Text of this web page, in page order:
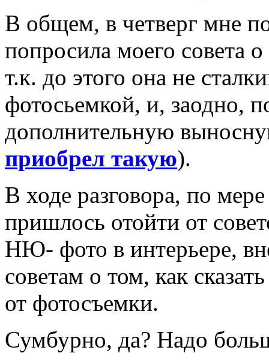
В общем, в четверг мне
попросила моего совета
т.к. до этого она не
фотосьемкой, и, заодно,
дополнительную
приобрел такую).
В ходе разговора, по
пришлось отойти от
НЮ- фото в интерьере,
советам о том, как
от фотосъемки.
Сумбурно, да? Надо